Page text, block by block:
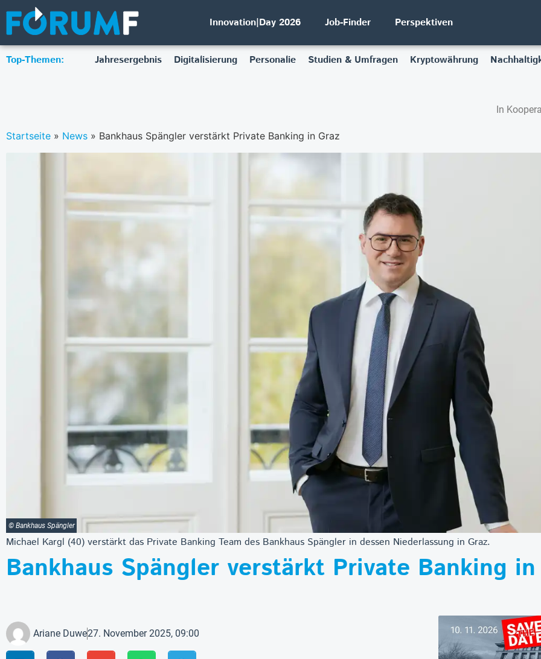
Innovation|Day 2026 Job-Finder Perspektiven
Top-Themen: Jahresergebnis Digitalisierung Personalie Studien & Umfragen Kryptowährung
In
Startseite » News » Bankhaus Spängler verstärkt Private Banking in Graz
© Bankhaus Spängler
Michael Kargl (40) verstärkt das Private Banking Team des Bankhaus Spängler in dessen Niederlassung in Graz.
Bankhaus Spängler verstärkt Private Banking in
Ariane Duwe27. November 2025, 09:00